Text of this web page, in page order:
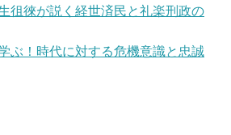
徂徠が説く経世済民と礼楽刑政の
ぶ！時代に対する危機意識と忠誠